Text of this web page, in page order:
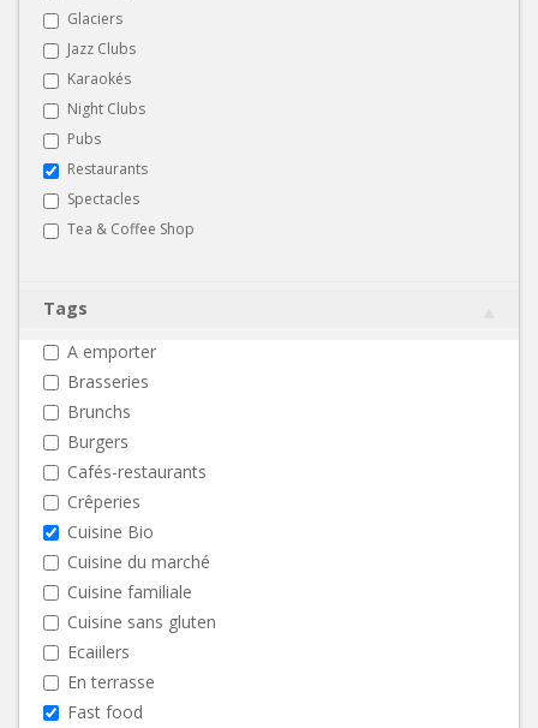
Glaciers
Jazz Clubs
Karaokés
Night Clubs
Pubs
Restaurants
Spectacles
Tea & Coffee Shop
Tags
A emporter
Brasseries
Brunchs
Burgers
Cafés-restaurants
Crêperies
Cuisine Bio
Cuisine du marché
Cuisine familiale
Cuisine sans gluten
Ecaiilers
En terrasse
Fast food